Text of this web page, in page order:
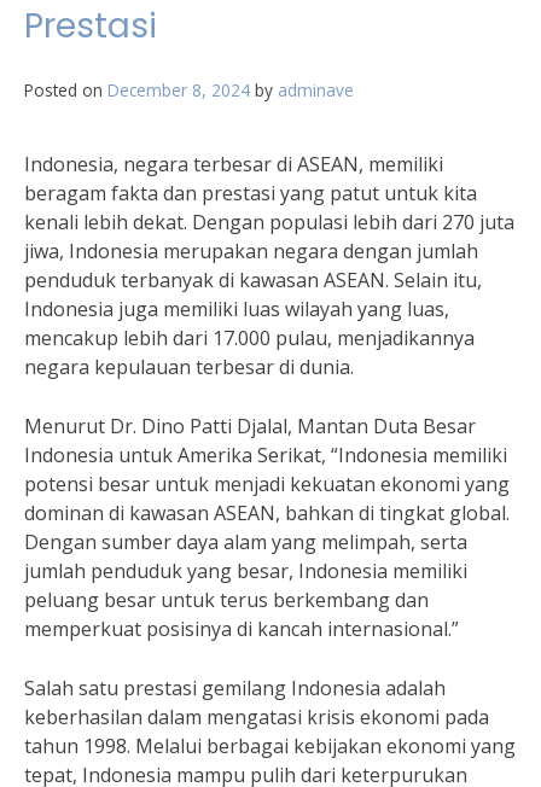
Prestasi
Posted on December 8, 2024 by adminave
Indonesia, negara terbesar di ASEAN, memiliki
beragam fakta dan prestasi yang patut untuk kita
kenali lebih dekat. Dengan populasi lebih dari 270 juta
jiwa, Indonesia merupakan negara dengan jumlah
penduduk terbanyak di kawasan ASEAN. Selain itu,
Indonesia juga memiliki luas wilayah yang luas,
mencakup lebih dari 17.000 pulau, menjadikannya
negara kepulauan terbesar di dunia.
Menurut Dr. Dino Patti Djalal, Mantan Duta Besar
Indonesia untuk Amerika Serikat, “Indonesia memiliki
potensi besar untuk menjadi kekuatan ekonomi yang
dominan di kawasan ASEAN, bahkan di tingkat global.
Dengan sumber daya alam yang melimpah, serta
jumlah penduduk yang besar, Indonesia memiliki
peluang besar untuk terus berkembang dan
memperkuat posisinya di kancah internasional.”
Salah satu prestasi gemilang Indonesia adalah
keberhasilan dalam mengatasi krisis ekonomi pada
tahun 1998. Melalui berbagai kebijakan ekonomi yang
tepat, Indonesia mampu pulih dari keterpurukan